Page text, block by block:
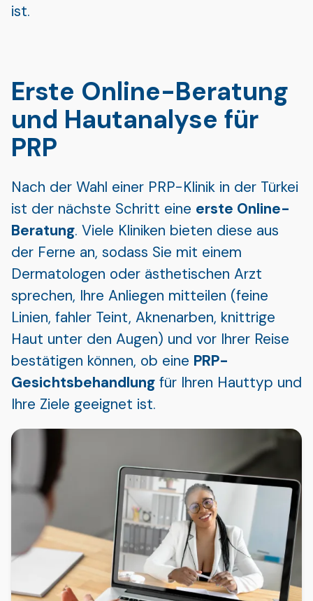
ist.
Erste Online-Beratung
und Hautanalyse für
PRP
Nach der Wahl einer PRP-Klinik in der Türkei
ist der nächste Schritt eine erste Online-
Beratung. Viele Kliniken bieten diese aus
der Ferne an, sodass Sie mit einem
Dermatologen oder ästhetischen Arzt
sprechen, Ihre Anliegen mitteilen (feine
Linien, fahler Teint, Aknenarben, knittrige
Haut unter den Augen) und vor Ihrer Reise
bestätigen können, ob eine PRP-
Gesichtsbehandlung für Ihren Hauttyp und
Ihre Ziele geeignet ist.